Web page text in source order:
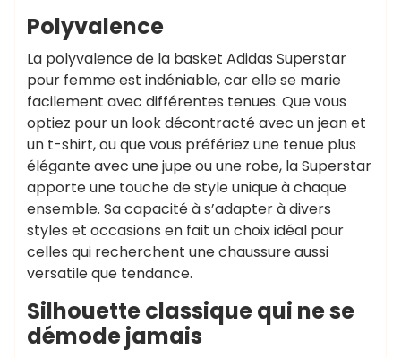
Polyvalence
La polyvalence de la basket Adidas Superstar
pour femme est indéniable, car elle se marie
facilement avec différentes tenues. Que vous
optiez pour un look décontracté avec un jean et
un t-shirt, ou que vous préfériez une tenue plus
élégante avec une jupe ou une robe, la Superstar
apporte une touche de style unique à chaque
ensemble. Sa capacité à s’adapter à divers
styles et occasions en fait un choix idéal pour
celles qui recherchent une chaussure aussi
versatile que tendance.
Silhouette classique qui ne se
démode jamais